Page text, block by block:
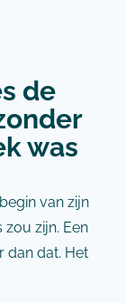
de
was
van zijn
zijn. Een
dan dat. Het